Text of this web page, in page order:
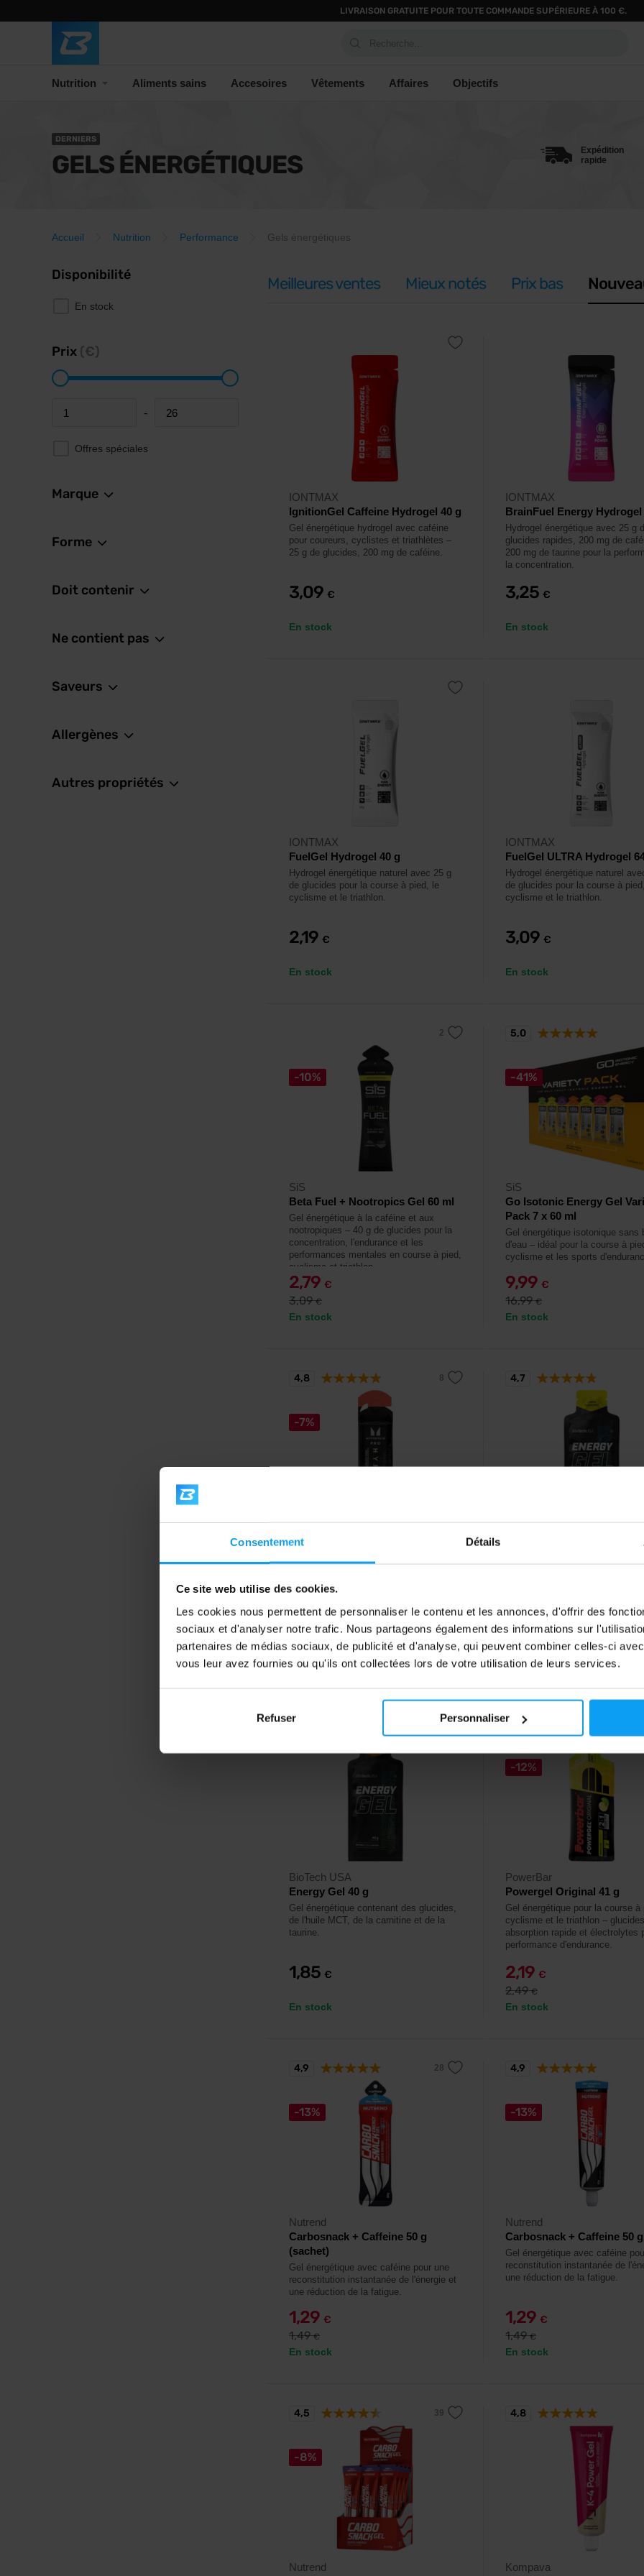
Consentement Détails
Ce site web utilise des cookies.
Les cookies nous permettent de personnaliser le contenu et les annonces, d'offrir des
sociaux et d'analyser notre trafic. Nous partageons également des informations sur
partenaires de médias sociaux, de publicité et d'analyse, qui peuvent combiner celles-ci
vous leur avez fournies ou qu'ils ont collectées lors de votre utilisation de leurs services.
Refuser Personnaliser
LIVRAISON GRATUITE POUR TOUTE COMMANDE SUPÉRIEURE À 100 €.
Nutrition Aliments sains Accesoires Vêtements Affaires Objectifs
DERNIERS
GELS ÉNERGÉTIQUES
Expédition
rapide
Accueil Nutrition Performance Gels énergétiques
Disponibilité
En stock
Prix (€)
Minimum price -
Maximum price
Offres spéciales
Marque
Forme
Doit contenir
Ne contient pas
Saveurs
Allergènes
Autres propriétés
Meilleures ventes Mieux notés Prix bas
IONTMAX
IgnitionGel Caffeine Hydrogel 40 g
Gel énergétique hydrogel avec caféine
pour coureurs, cyclistes et triathlètes –
25 g de glucides, 200 mg de caféine.
3,09 €
En stock
IONTMAX
BrainFuel Energy Hydrogel
Hydrogel énergétique avec 25 g
glucides rapides, 200 mg de
200 mg de taurine pour la
la concentration.
3,25 €
En stock
IONTMAX
FuelGel Hydrogel 40 g
Hydrogel énergétique naturel avec 25 g
de glucides pour la course à pied, le
cyclisme et le triathlon.
2,19 €
En stock
IONTMAX
FuelGel ULTRA Hydrogel
Hydrogel énergétique naturel
de glucides pour la course à
cyclisme et le triathlon.
3,09 €
En stock
-10%
SiS
Beta Fuel + Nootropics Gel 60 ml
Gel énergétique à la caféine et aux
nootropiques – 40 g de glucides pour la
concentration, l'endurance et les
performances mentales en course à pied,
cyclisme et triathlon.
2,79 €
3,09€
En stock
-41%
SiS
Go Isotonic Energy Gel
Pack 7 x 60 ml
Gel énergétique isotonique sans
d'eau – idéal pour la course à
cyclisme et les sports
9,99 €
16,99€
En stock
5,0
-7%
Hyrox The Energy Gel 60 ml
Gel énergétique enrichi d'électrolytes et
1,39€
1,49€
En stock
4,8
Gel énergétique contenant des
1,95€
En stock
4,7
BioTech USA
Energy Gel 40 g
Gel énergétique contenant des glucides,
de l'huile MCT, de la carnitine et de la
taurine.
1,85 €
En stock
4,4
-12%
PowerBar
Powergel Original 41 g
Gel énergétique pour la course à
cyclisme et le triathlon –
absorption rapide et électrolytes
performance d'endurance.
2,19 €
2,49€
En stock
-13%
Nutrend
Carbosnack + Caffeine 50 g
(sachet)
Gel énergétique avec caféine pour une
reconstitution instantanée de l'énergie et
une réduction de la fatigue.
1,29 €
1,49€
En stock
4,9
-13%
Nutrend
Carbosnack + Caffeine 50
Gel énergétique avec caféine
reconstitution instantanée de
une réduction de la fatigue.
1,29 €
1,49€
En stock
4,9
-8%
Nutrend
4,5
Kompava
4,8